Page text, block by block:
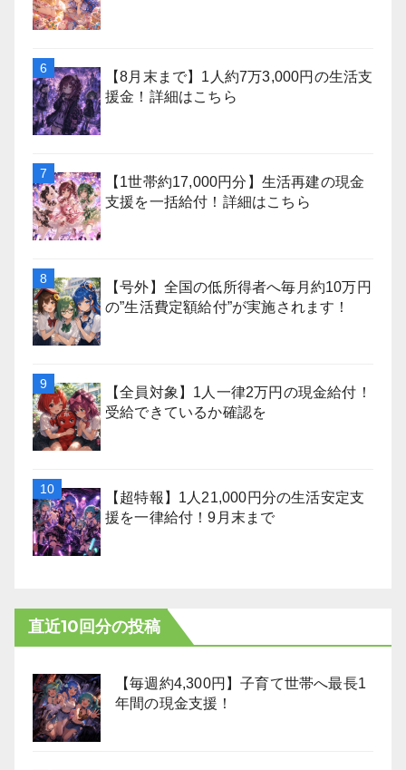
【8月末まで】1人約7万3,000円の生活支
援金！詳細はこちら
【1世帯約17,000円分】生活再建の現金
支援を一括給付！詳細はこちら
【号外】全国の低所得者へ毎月約10万円
の”生活費定額給付”が実施されます！
【全員対象】1人一律2万円の現金給付！
受給できているか確認を
【超特報】1人21,000円分の生活安定支
援を一律給付！9月末まで
直近10回分の投稿
【毎週約4,300円】子育て世帯へ最長1
年間の現金支援！